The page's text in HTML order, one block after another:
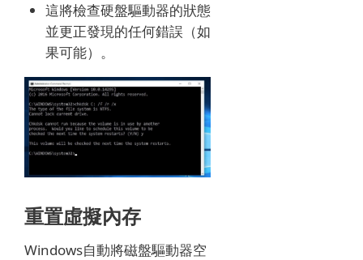
這將檢查硬盤驅動器的狀態
並更正發現的任何錯誤（如
果可能）。
重置虛擬內存
Windows自動將磁盤驅動器空